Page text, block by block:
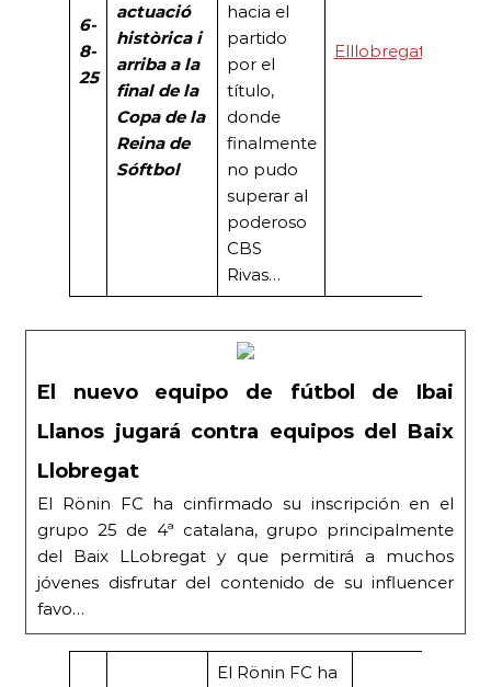
6-
8-
25
actuació
històrica i
arriba a la
final de la
Copa de la
Reina de
Sóftbol
hacia el
partido
por el
título,
donde
finalmente
no pudo
superar al
poderoso
CBS
Rivas…
Elllobregat
El nuevo equipo de fútbol de Ibai
Llanos jugará contra equipos del Baix
Llobregat
El Rönin FC ha cinfirmado su inscripción en el
grupo 25 de 4ª catalana, grupo principalmente
del Baix LLobregat y que permitirá a muchos
jóvenes disfrutar del contenido de su influencer
favo…
El Rönin FC ha